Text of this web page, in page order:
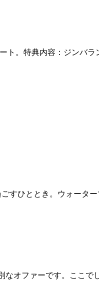
ト。特典内容：ジンバ
すひととき。ウォータ
オファーです。ここで